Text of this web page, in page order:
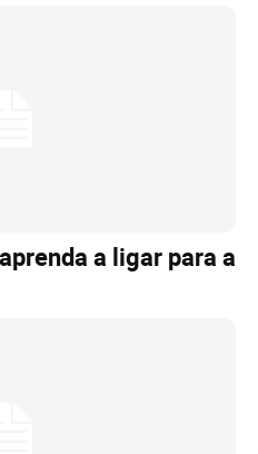
a ligar para a